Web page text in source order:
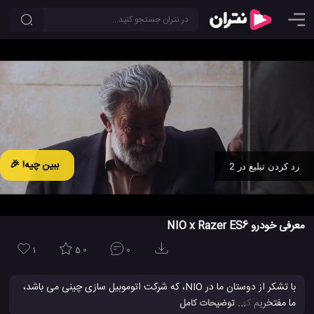
ببین چیه! 🎉 رد کردن تبلیغ در 2
معرفی خودرو NIO x Razer ES6
1 5.0 0
با تشکر از دوستان ما در NIO، که شرکت اتوموبیل سازی چینی می باشد،
... توضیحات کامل